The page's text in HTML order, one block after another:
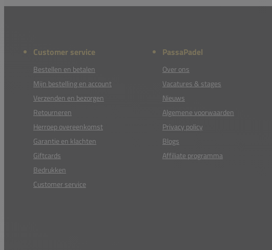
Customer service
Bestellen en betalen
Mijn bestelling en account
Verzenden en bezorgen
Retourneren
Herroep overeenkomst
Garantie en klachten
Giftcards
Bedrukken
Customer service
PassaPadel
Over ons
Vacatures & stages
Nieuws
Algemene voorwaarden
Privacy policy
Blogs
Affiliate programma